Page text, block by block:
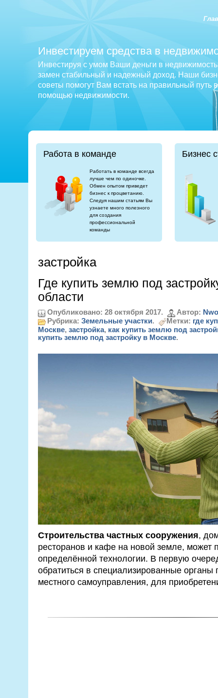
Инвестируем средства в
Инвестируя с умом Ваши деньги в
замен стабильный и надежный доход. Наши
советы помогут Вам встать на правильный путь
помощью недвижимости.
Работа в команде
Работать в команде всегда
лучше чем по одиночке.
Обмен опытом приведет
бизнес к процветанию.
Следуя нашим статьям Вы
узнаете много полезного
для создания
профессиональной
команды
Бизнес
застройка
Где купить землю под
области
Опубликовано: 28 октября 2017. Автор:
Рубрика: Земельные участки. Метки: где
Москве, застройка, как купить землю под
купить землю под застройку в Москве.
Строительства частных сооружения,
ресторанов и кафе на новой земле, может
определённой технологии. В первую
обратиться в специализированные органы
местного самоуправления, для